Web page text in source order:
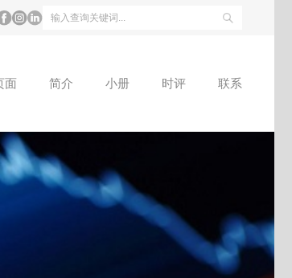
面 简介 小册 时评 联系